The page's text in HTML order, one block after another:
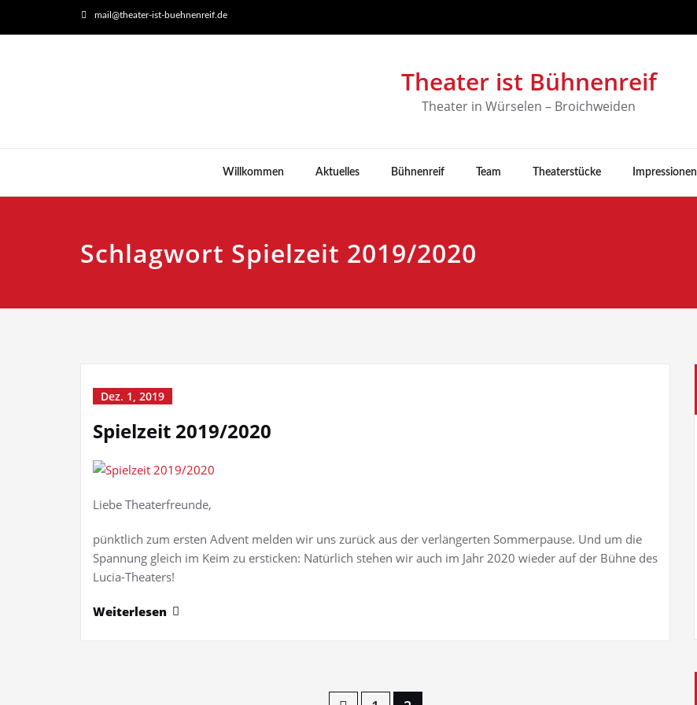
mail@theater-ist-buehnenreif.de
Theater ist Bühnenreif
Theater in Würselen – Broichweiden
Willkommen Aktuelles Bühnenreif Team Theaterstücke Impressionen
Schlagwort Spielzeit 2019/2020
Dez. 1, 2019
Spielzeit 2019/2020
Liebe Theaterfreunde,
pünktlich zum ersten Advent melden wir uns zurück aus der verlängerten Sommerpause. Und um die
Spannung gleich im Keim zu ersticken: Natürlich stehen wir auch im Jahr 2020 wieder auf der Bühne des
Lucia-Theaters!
Weiterlesen